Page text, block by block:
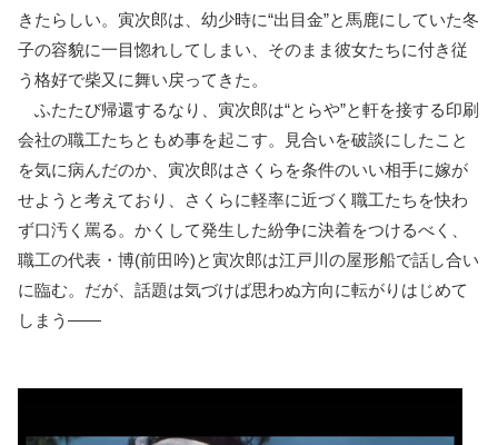
きたらしい。寅次郎は、幼少時に“出目金”と馬鹿にしていた冬
子の容貌に一目惚れしてしまい、そのまま彼女たちに付き従
う格好で柴又に舞い戻ってきた。
ふたたび帰還するなり、寅次郎は“とらや”と軒を接する印刷
会社の職工たちともめ事を起こす。見合いを破談にしたこと
を気に病んだのか、寅次郎はさくらを条件のいい相手に嫁が
せようと考えており、さくらに軽率に近づく職工たちを快わ
ず口汚く罵る。かくして発生した紛争に決着をつけるべく、
職工の代表・博(前田吟)と寅次郎は江戸川の屋形船で話し合い
に臨む。だが、話題は気づけば思わぬ方向に転がりはじめて
しまう――